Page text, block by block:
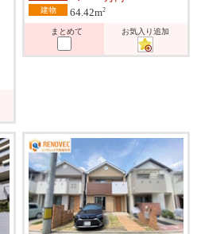
建物 64.42m2
まとめて お気入り追加